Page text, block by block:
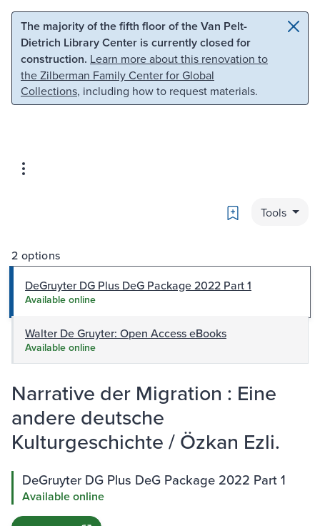
Skip to main content Skip to search
The majority of the fifth floor of the Van Pelt-
Dietrich Library Center is currently closed for
construction. Learn more about this renovation to
the Zilberman Family Center for Global
Collections, including how to request materials.
Bookmark
Tools
2 options
DeGruyter DG Plus DeG Package 2022 Part 1
Available online
Walter De Gruyter: Open Access eBooks
Available online
Narrative der Migration : Eine
andere deutsche
Kulturgeschichte / Özkan Ezli.
DeGruyter DG Plus DeG Package 2022 Part 1
Available online